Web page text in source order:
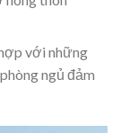
với những
ngủ đảm